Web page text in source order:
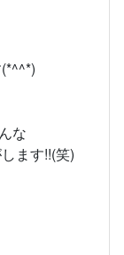
な
ます!!(笑)